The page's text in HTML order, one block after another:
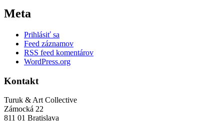
Meta
Prihlásiť sa
Feed záznamov
RSS feed komentárov
WordPress.org
Kontakt
Turuk & Art Collective
Zámocká 22
811 01 Bratislava